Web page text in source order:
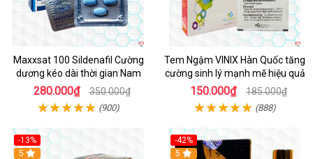
Maxxsat 100 Sildenafil Cường
dương kéo dài thời gian Nam
280.000₫ 350.000₫
(900)
Tem Ngậm VINIX Hàn Quốc tăng
cường sinh lý mạnh mẽ hiệu quả
150.000₫ 185.000₫
(888)
-13%
5
-42%
5